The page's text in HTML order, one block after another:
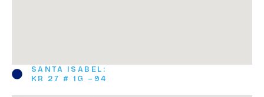
SANTA ISABEL:
KR 27 # 1G –94